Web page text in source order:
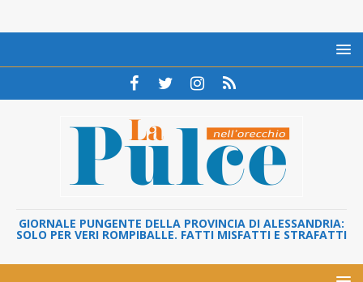
GIORNALE PUNGENTE DELLA PROVINCIA DI ALESSANDRIA:
SOLO PER VERI ROMPIBALLE. FATTI MISFATTI E STRAFATTI